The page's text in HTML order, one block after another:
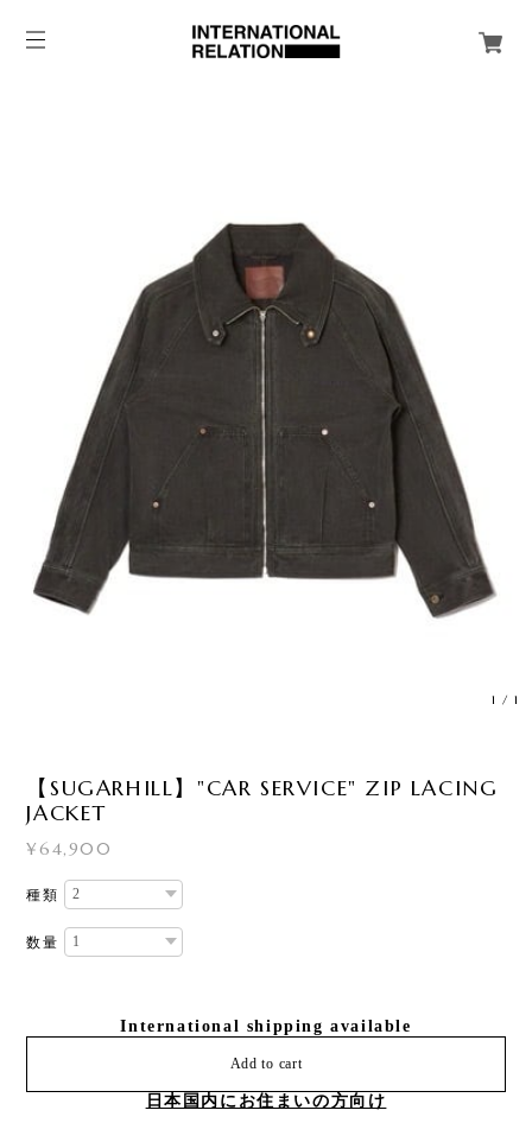
1 /1
【SUGARHILL】"CAR SERVICE" ZIP LACING
JACKET
¥64,900
種類
数量
International shipping available
Add to cart
日本国内にお住まいの方向け